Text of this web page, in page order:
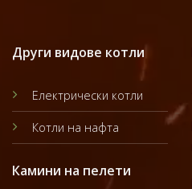
Други видове котли
Електрически котли
Котли на нафта
Камини на пелети